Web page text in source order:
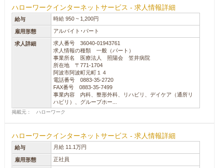
ハローワークインターネットサービス - 求人情報詳細
給与 時給 950 ~ 1,200円
雇用形態 アルバイト･パート
求人詳細
求人番号 36040-01943761
求人情報の種類 一般（パート）
事業所名 医療法人 照陽会 笠井病院
所在地 〒771-1704
阿波市阿波町元町１４
電話番号 0883-35-2720
FAX番号 0883-35-7499
事業内容 内科、整形外科、リハビリ、デイケア（通所リ
ハビリ）、グループホー...
掲載元： ハローワーク
ハローワークインターネットサービス - 求人情報詳細
給与 月給 11.1万円
雇用形態 正社員